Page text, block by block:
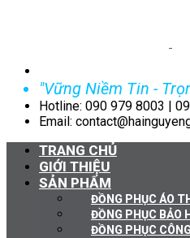
"Vững Niềm Tin -
Hotline: 090 979 8003 |
Email:
TRANG CHỦ
GIỚI THIỆU
SẢN PHẨM
ĐỒNG PHỤC ÁO
ĐỒNG PHỤC BẢO
ĐỒNG PHỤC